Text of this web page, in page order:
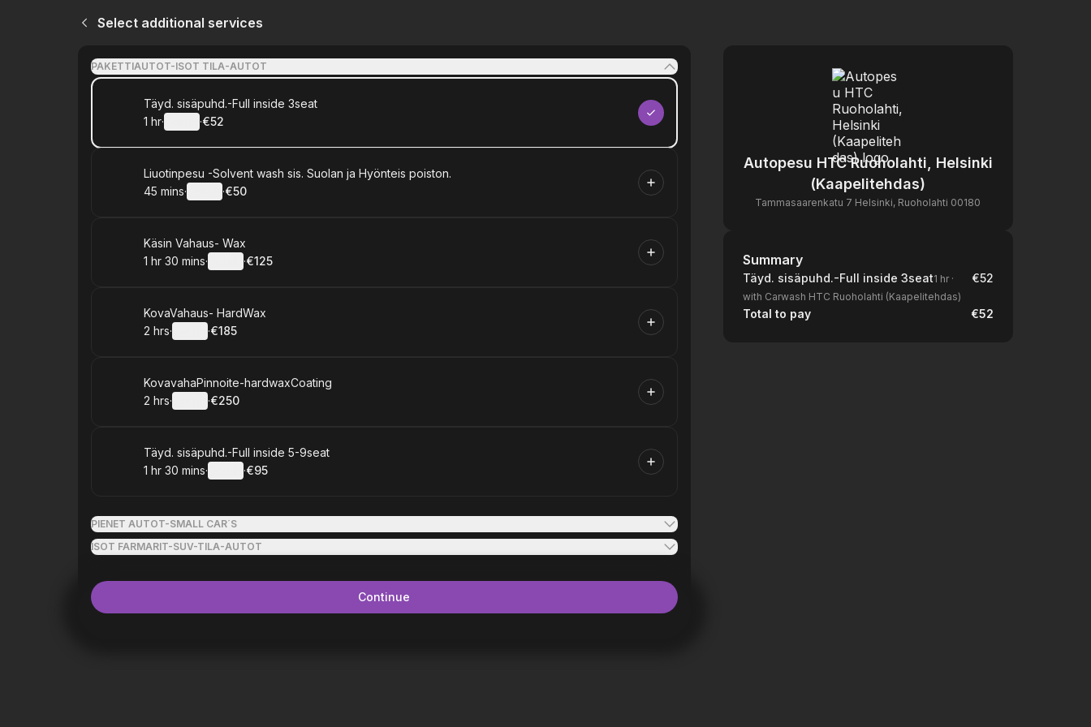
Select additional services
PAKETTIAUTOT-ISOT TILA-AUTOT
Book
Täyd. sisäpuhd.-Full inside 3seat
. Duration :
1 hr· ·
.Price
€52
Book
Liuotinpesu -Solvent wash sis. Suolan ja Hyönteis poiston.
.Duration:
45 mins· ·
.Price
€50
Book
Käsin Vahaus- Wax
. Duration:
1 hr 30 mins· ·
.Price
€125
Book
KovaVahaus- HardWax
. Duration:
2 hrs· ·
.Price
€185
Book
KovavahaPinnoite-hardwaxCoating
. Duration:
2 hrs· ·
.Price
€250
Book
Täyd. sisäpuhd.-Full inside 5-9seat
. Duration:
1 hr 30 mins· ·
.Price
€95
PIENET AUTOT-SMALL CAR´S
ISOT FARMARIT-SUV-TILA-AUTOT
Autopesu HTC Ruoholahti, Helsinki
(Kaapelitehdas)
Tammasaarenkatu 7 Helsinki, Ruoholahti 00180
Summary
Summary
Täyd. sisäpuhd.-Full inside 3seat1 hr·
with Carwash HTC Ruoholahti (Kaapelitehdas)
€52
Total to pay €52
Continue